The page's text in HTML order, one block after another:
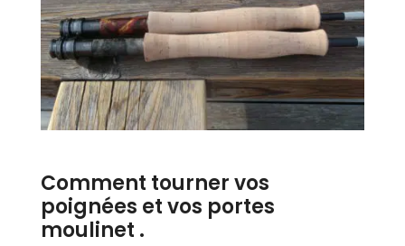
Comment tourner vos
poignées et vos portes
moulinet .